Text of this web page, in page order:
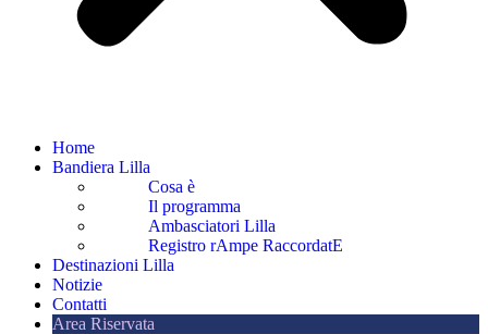
Home
Bandiera Lilla
Cosa è
Il programma
Ambasciatori Lilla
Registro rAmpe RaccordatE
Destinazioni Lilla
Notizie
Contatti
Area Riservata